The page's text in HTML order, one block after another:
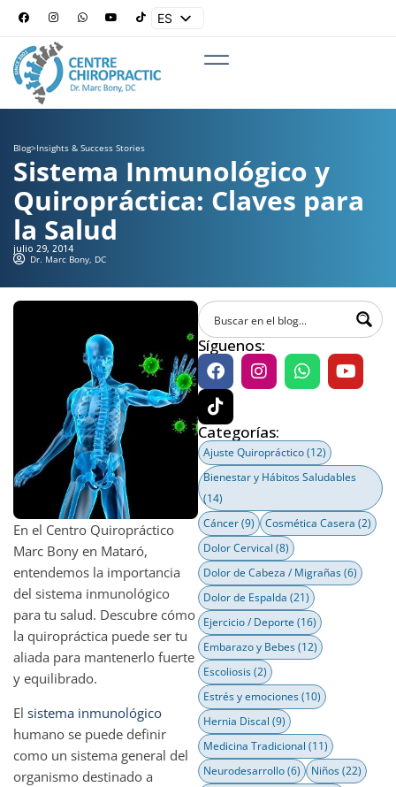
ES
Blog>Insights & Success Stories
Sistema Inmunológico y
Quiropráctica: Claves para
la Salud
julio 29, 2014
Dr. Marc Bony, DC
En el Centro Quiropráctico
Marc Bony en Mataró,
entendemos la importancia
del sistema inmunológico
para tu salud. Descubre cómo
la quiropráctica puede ser tu
aliada para mantenerlo fuerte
y equilibrado.
El sistema inmunológico
humano se puede definir
como un sistema general del
organismo destinado a
Síguenos:
Categorías:
Ajuste Quiropráctico(12)
Bienestar y Hábitos Saludables
(14)
Cáncer(9) Cosmética Casera (2)
Dolor Cervical (8)
Dolor de Cabeza / Migrañas(6)
Dolor de Espalda (21)
Ejercicio / Deporte (16)
Embarazo y Bebes(12)
Escoliosis(2)
Estrés y emociones(10)
Hernia Discal (9)
Medicina Tradicional (11)
Neurodesarrollo(6) Niños(22)